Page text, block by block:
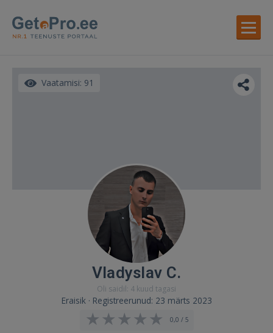
Vaatamisi: 91
Vladyslav C.
Oli saidil: 4 kuud tagasi
Eraisik · Registreerunud: 23 märts 2023
0,0 / 5